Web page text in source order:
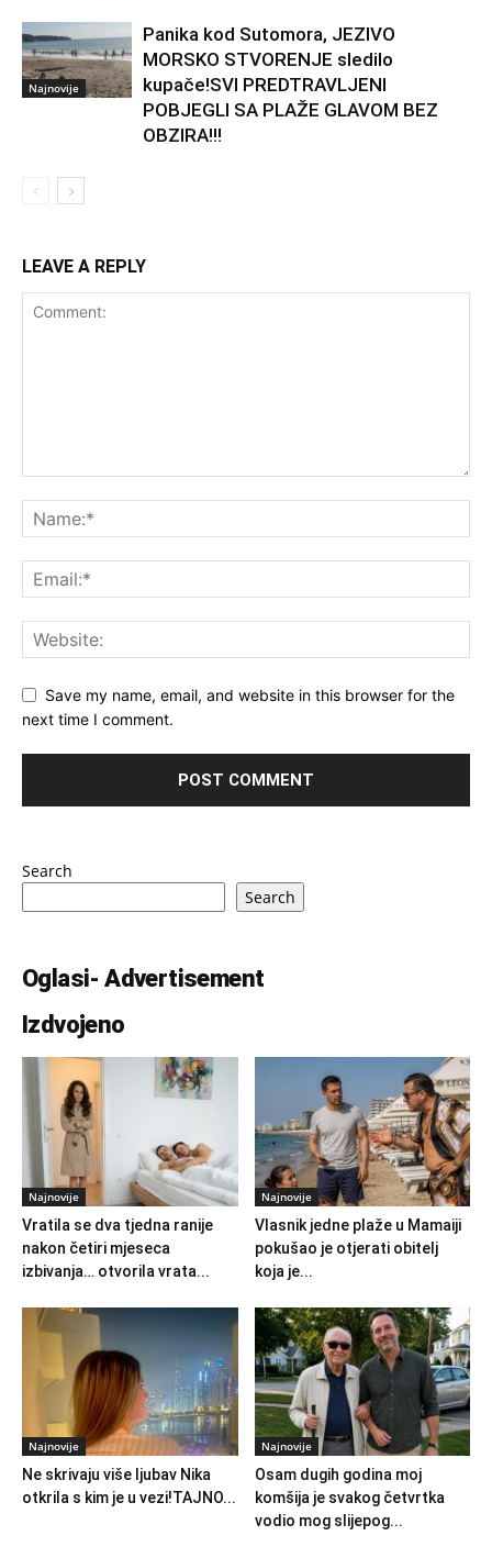
Najnovije
Panika kod Sutomora, JEZIVO
MORSKO STVORENJE sledilo
kupače!SVI PREDTRAVLJENI
POBJEGLI SA PLAŽE GLAVOM BEZ
OBZIRA!!!
LEAVE A REPLY
Save my name, email, and website in this browser for the
next time I comment.
Search
Search
Oglasi- Advertisement
Izdvojeno
Najnovije
Vratila se dva tjedna ranije
nakon četiri mjeseca
izbivanja… otvorila vrata...
Najnovije
Vlasnik jedne plaže u Mamaiji
pokušao je otjerati obitelj
koja je...
Najnovije
Ne skrivaju više ljubav Nika
otkrila s kim je u vezi!TAJNO...
Najnovije
Osam dugih godina moj
komšija je svakog četvrtka
vodio mog slijepog...